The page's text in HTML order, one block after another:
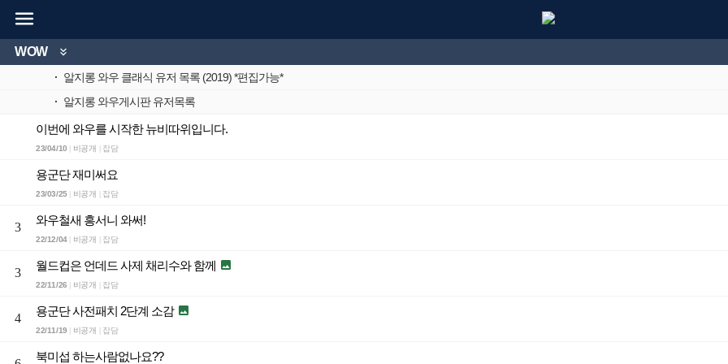

WOW

· 알지롱 와우 클래식 유저 목록 (2019) *편집가능*
· 알지롱 와우게시판 유저목록
이번에 와우를 시작한 뉴비따위입니다.
23/04/10 비공개 잡담
용군단 재미써요
23/03/25| 비공개 잡담
3
와우철새 흥서니 와써!
22/12/04| 비공개 잡담
3
월드컵은 언데드 사제 채리수와 함께 
22/11/26 비공개 잡담
4
용군단 사전패치 2단계 소감 
22/11/19 비공개 잡담
북미섭 하는사람없나요??